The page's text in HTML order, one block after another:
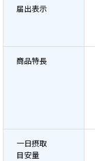
届出表示
商品特長
一日摂取
目安量